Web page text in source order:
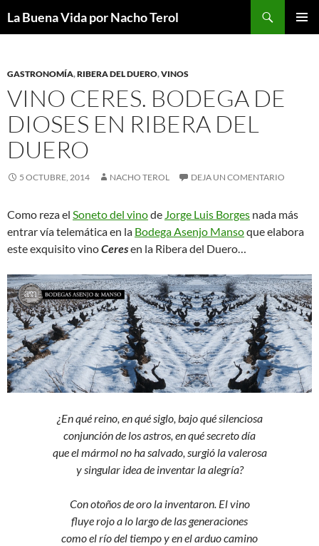
La Buena Vida por Nacho Terol
GASTRONOMÍA,RIBERA DEL DUERO,VINOS
VINO CERES. BODEGA DE
DIOSES EN RIBERA DEL
DUERO
5 OCTUBRE, 2014 NACHO TEROL DEJA UN COMENTARIO
Como reza el Soneto del vinode Jorge Luis Borges nada más
entrar vía telemática en la Bodega Asenjo Mansoque elabora
este exquisito vinoCeresen la Ribera del Duero…
¿En qué reino, en qué siglo, bajo qué silenciosa
conjunción de los astros, en qué secreto día
que el mármol no ha salvado, surgió la valerosa
y singular idea de inventar la alegría?
Con otoños de oro la inventaron. El vino
fluye rojo a lo largo de las generaciones
como el río del tiempo y en el arduo camino